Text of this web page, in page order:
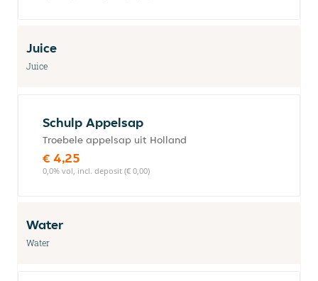
Juice
Juice
Schulp Appelsap
Troebele appelsap uit Holland
€ 4,25
0,0% vol, incl. deposit (€ 0,00)
Water
Water